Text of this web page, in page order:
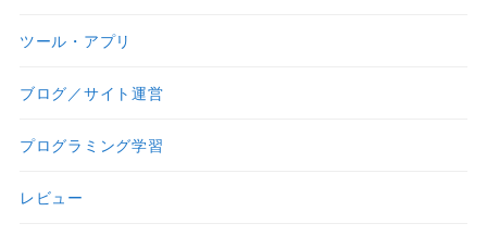
ツール・アプリ
ブログ／サイト運営
プログラミング学習
レビュー